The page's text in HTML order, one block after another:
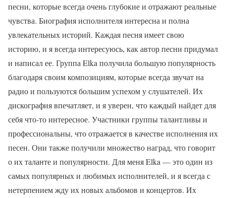
песни, которые всегда очень глубокие и отражают реальные
чувства. Биография исполнителя интересна и полна
увлекательных историй. Каждая песня имеет свою
историю, и я всегда интересуюсь, как автор песни придумал
и написал ее. Группа Elka получила большую популярность
благодаря своим композициям, которые всегда звучат на
радио и пользуются большим успехом у слушателей. Их
дискография впечатляет, и я уверен, что каждый найдет для
себя что-то интересное. Участники группы талантливы и
профессиональны, что отражается в качестве исполнения их
песен. Они также получили множество наград, что говорит
о их таланте и популярности. Для меня Elka — это один из
самых популярных и любимых исполнителей, и я всегда с
нетерпением жду их новых альбомов и концертов. Их